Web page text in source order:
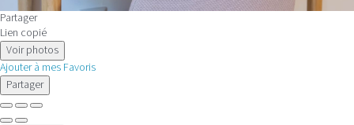
Partager
Lien copié
Voir photos
Ajouter à mes Favoris
Partager